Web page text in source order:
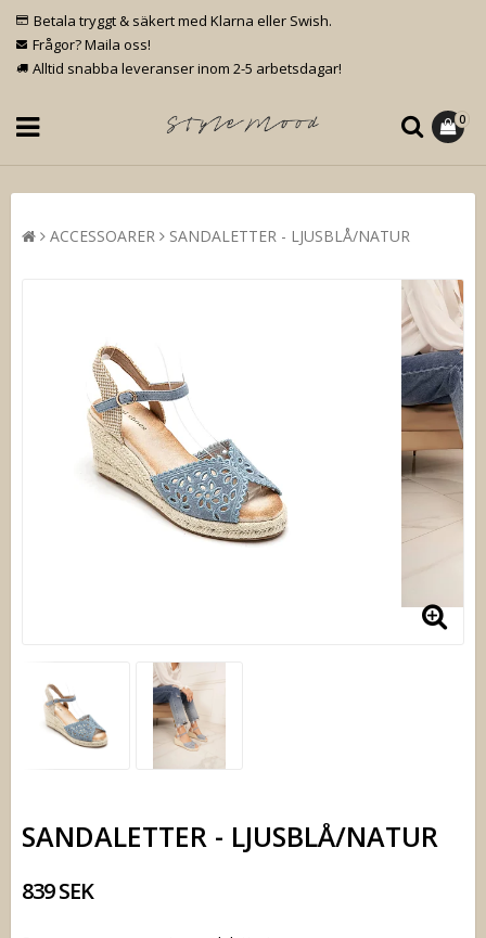
Betala tryggt & säkert med Klarna eller Swish.
Frågor? Maila oss!
Alltid snabba leveranser inom 2-5 arbetsdagar!
0
ACCESSOARER SANDALETTER - LJUSBLÅ/NATUR
SANDALETTER - LJUSBLÅ/NATUR
839 SEK